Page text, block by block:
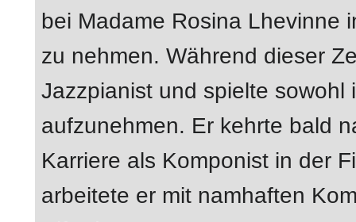
bei Madame Rosina Lhevinne
zu nehmen. Während dieser
Jazzpianist und spielte
aufzunehmen. Er kehrte bald
Karriere als Komponist in der
arbeitete er mit namhaften